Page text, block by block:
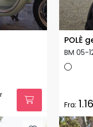
POLÈ
BM 05-
Fra: